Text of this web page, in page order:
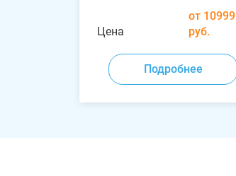
Цена
от 10999
руб.
Подробнее